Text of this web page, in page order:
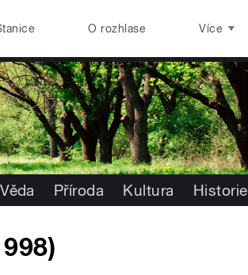
O rozhlase Více
Věda Příroda Kultura Historie